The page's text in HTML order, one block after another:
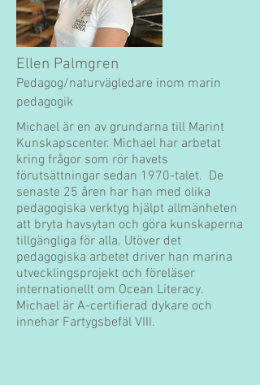
Ellen Palmgren
Pedagog/naturvägledare inom marin
pedagogik
Michael är en av grundarna till Marint
Kunskapscenter. Michael har arbetat
kring frågor som rör havets
förutsättningar sedan 1970-talet. De
senaste 25 åren har han med olika
pedagogiska verktyg hjälpt allmänheten
att bryta havsytan och göra kunskaperna
tillgängliga för alla. Utöver det
pedagogiska arbetet driver han marina
utvecklingsprojekt och föreläser
internationellt om Ocean Literacy.
Michael är A-certifierad dykare och
innehar Fartygsbefäl VIII.